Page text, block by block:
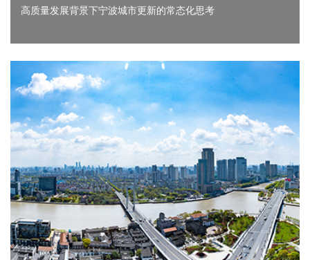
高质量发展背景下宁波城市更新的常态化思考